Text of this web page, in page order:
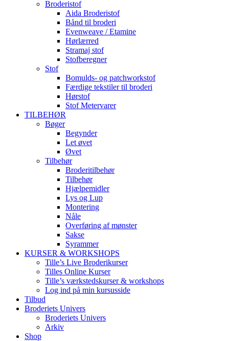
Broderistof
Aida Broderistof
Bånd til broderi
Evenweave / Etamine
Hørlærred
Stramaj stof
Stofberegner
Stof
Bomulds- og patchworkstof
Færdige tekstiler til broderi
Hørstof
Stof Metervarer
TILBEHØR
Bøger
Begynder
Let øvet
Øvet
Tilbehør
Broderitilbehør
Tilbehør
Hjælpemidler
Lys og Lup
Montering
Nåle
Overføring af mønster
Sakse
Syrammer
KURSER & WORKSHOPS
Tille’s Live Broderikurser
Tilles Online Kurser
Tille’s værkstedskurser & workshops
Log ind på min kursusside
Tilbud
Broderiets Univers
Broderiets Univers
Arkiv
Shop